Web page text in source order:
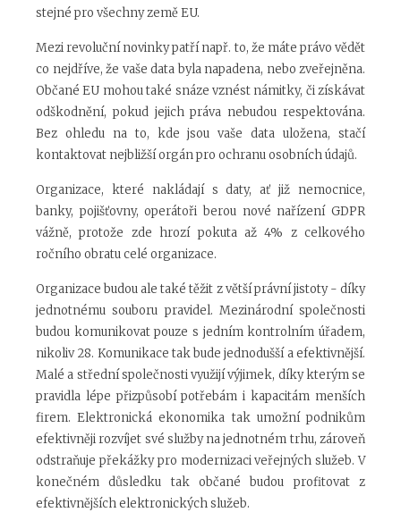
stejné pro všechny země EU.
Mezi revoluční novinky patří např. to, že máte právo vědět
co nejdříve, že vaše data byla napadena, nebo zveřejněna.
Občané EU mohou také snáze vznést námitky, či získávat
odškodnění, pokud jejich práva nebudou respektována.
Bez ohledu na to, kde jsou vaše data uložena, stačí
kontaktovat nejbližší orgán pro ochranu osobních údajů.
Organizace, které nakládají s daty, ať již nemocnice,
banky, pojišťovny, operátoři berou nové nařízení GDPR
vážně, protože zde hrozí pokuta až 4% z celkového
ročního obratu celé organizace.
Organizace budou ale také těžit z větší právní jistoty - díky
jednotnému souboru pravidel. Mezinárodní společnosti
budou komunikovat pouze s jedním kontrolním úřadem,
nikoliv 28. Komunikace tak bude jednodušší a efektivnější.
Malé a střední společnosti využijí výjimek, díky kterým se
pravidla lépe přizpůsobí potřebám i kapacitám menších
firem. Elektronická ekonomika tak umožní podnikům
efektivněji rozvíjet své služby na jednotném trhu, zároveň
odstraňuje překážky pro modernizaci veřejných služeb. V
konečném důsledku tak občané budou profitovat z
efektivnějších elektronických služeb.